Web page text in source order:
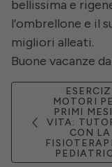
bellissima e
l’ombrellone e il
migliori alleati.
Buone vacanze da
MOTORI
PRIMI
VITA:
CON LA